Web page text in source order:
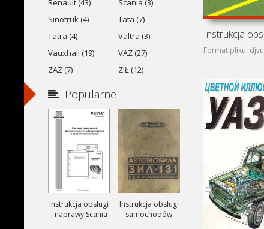
Format pliku: djvu
Renault (43)
Scania (3)
Sinotruk (4)
Tata (7)
Tatra (4)
Valtra (3)
Vauxhall (19)
VAZ (27)
ZAZ (7)
ZIŁ (12)
Popularne
Instrukcja obsługi
i naprawy Scania
Instrukcja obsługi
samochodów